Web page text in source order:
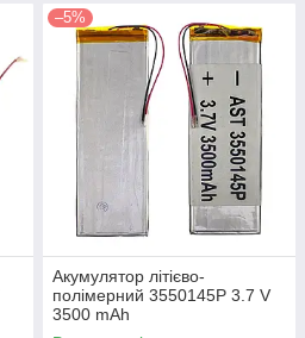
–5%
Акумулятор літієво-
полімерний 3550145P 3.7 V
3500 mAh